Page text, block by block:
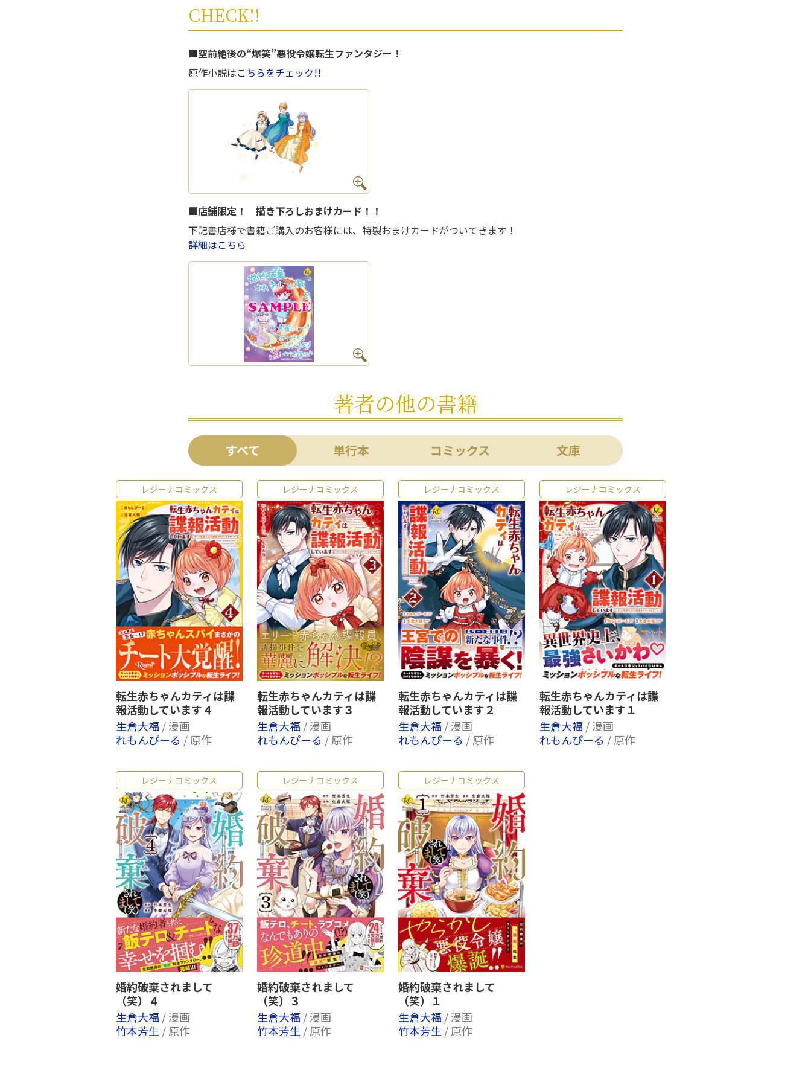
CHECK!!
■空前絶後の“爆笑”悪役令嬢転生ファンタジー！
原作小説はこちらをチェック!!
■店舗限定！ 描き下ろしおまけカード！！
下記書店様で書籍ご購入のお客様には、特製おまけカードがついてきます！
詳細はこちら
著者の他の書籍
すべて 単行本 コミックス 文庫
レジーナコミックス
転生赤ちゃんカティは諜
報活動しています４
生倉大福 / 漫画
れもんぴーる / 原作
レジーナコミックス
転生赤ちゃんカティは諜
報活動しています３
生倉大福 / 漫画
れもんぴーる / 原作
レジーナコミックス
転生赤ちゃんカティは諜
報活動しています２
生倉大福 / 漫画
れもんぴーる / 原作
レジーナコミックス
転生赤ちゃんカティは諜
報活動しています１
生倉大福 / 漫画
れもんぴーる / 原作
レジーナコミックス
婚約破棄されまして
（笑）４
生倉大福 / 漫画
竹本芳生/ 原作
レジーナコミックス
婚約破棄されまして
（笑）３
生倉大福 / 漫画
竹本芳生/ 原作
レジーナコミックス
婚約破棄されまして
（笑）１
生倉大福 / 漫画
竹本芳生/ 原作